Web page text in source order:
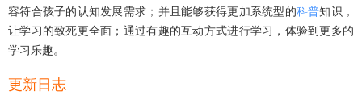
容符合孩子的认知发展需求；并且能够获得更加系统型的科普知识，
让学习的致死更全面；通过有趣的互动方式进行学习，体验到更多的
学习乐趣。
更新日志